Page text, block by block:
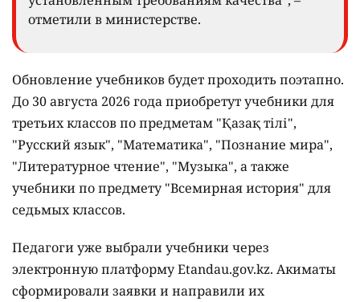
отметили в министерстве.
Обновление учебников будет проходить поэтапно.
До 30 августа 2026 года приобретут учебники для
третьих классов по предметам "Қазақ тілі",
"Русский язык", "Математика", "Познание мира",
"Литературное чтение", "Музыка", а также
учебники по предмету "Всемирная история" для
седьмых классов.
Педагоги уже выбрали учебники через
электронную платформу Etandau.gov.kz. Акиматы
сформировали заявки и направили их